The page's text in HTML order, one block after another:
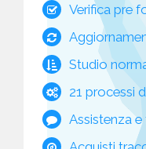
Verifica pre
Studio
21 processi
Assistenza